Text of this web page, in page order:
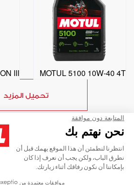
MOTUL 5100 10W-40 4T
III
تحميل المزيد
حماية ملعبنا
ملفات تعريف الارتباط